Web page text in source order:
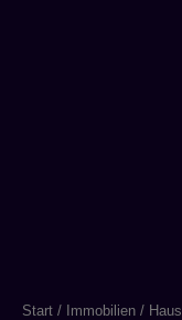
Start / Immobilien / Haus